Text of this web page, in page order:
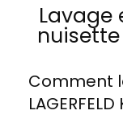
Lavage
Comment
LAGERFELD